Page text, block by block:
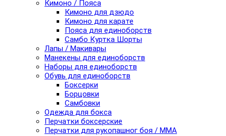
Кимоно / Пояса
Кимоно для дзюдо
Кимоно для карате
Пояса для единоборств
Самбо Куртка Шорты
Лапы / Макивары
Манекены для единоборств
Наборы для единоборств
Обувь для единоборств
Боксерки
Борцовки
Самбовки
Одежда для бокса
Перчатки боксерские
Перчатки для рукопашног боя / ММА